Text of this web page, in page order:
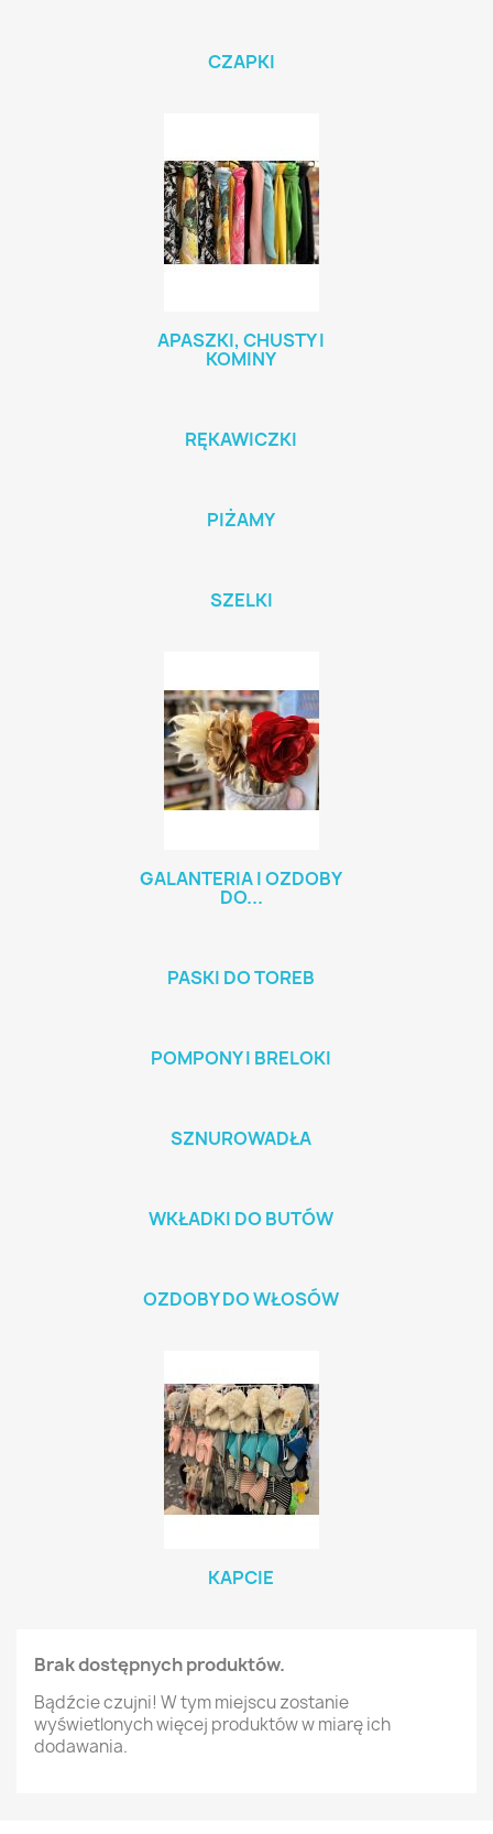
CZAPKI
APASZKI, CHUSTY I
KOMINY
RĘKAWICZKI
PIŻAMY
SZELKI
GALANTERIA I OZDOBY
DO...
PASKI DO TOREB
POMPONY I BRELOKI
SZNUROWADŁA
WKŁADKI DO BUTÓW
OZDOBY DO WŁOSÓW
KAPCIE
Brak dostępnych produktów.
Bądźcie czujni! W tym miejscu zostanie
wyświetlonych więcej produktów w miarę ich
dodawania.